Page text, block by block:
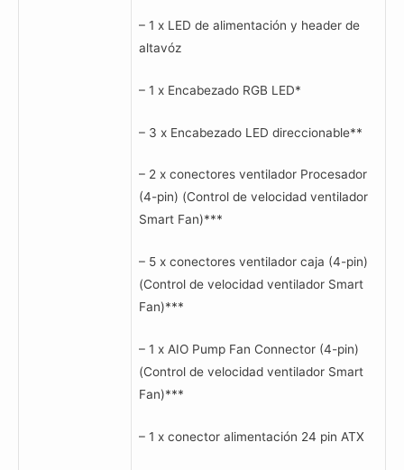
– 1 x LED de alimentación y header de
altavóz
– 1 x Encabezado RGB LED*
– 3 x Encabezado LED direccionable**
– 2 x conectores ventilador Procesador
(4-pin) (Control de velocidad ventilador
Smart Fan)***
– 5 x conectores ventilador caja (4-pin)
(Control de velocidad ventilador Smart
Fan)***
– 1 x AIO Pump Fan Connector (4-pin)
(Control de velocidad ventilador Smart
Fan)***
– 1 x conector alimentación 24 pin ATX